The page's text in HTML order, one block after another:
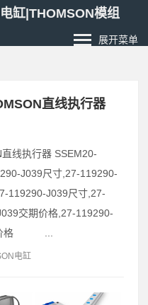
缸|THOMSON模组
展开菜单
直线执行器
线执行器 SSEM20-
J039尺寸,27-119290-
119290-J039尺寸,27-
交期价格,27-119290-
价格 ...
电缸